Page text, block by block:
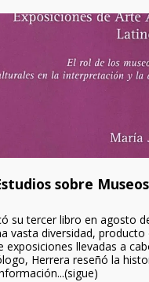
sobre
su tercer libro en agosto
vasta diversidad, producto
exposiciones llevadas a
Herrera reseñó la